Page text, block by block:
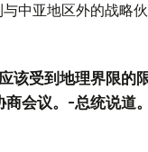
中亚地区外的战略
该受到地理界限的
会议。-总统说道。